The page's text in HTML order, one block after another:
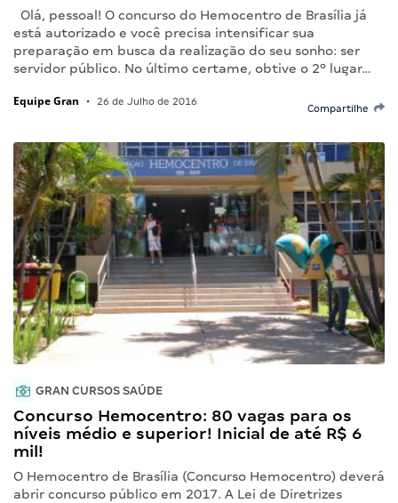
Olá, pessoal! O concurso do Hemocentro de Brasília já
está autorizado e você precisa intensificar sua
preparação em busca da realização do seu sonho: ser
servidor público. No último certame, obtive o 2º lugar…
Equipe Gran • 26 de Julho de 2016
Compartilhe
GRAN CURSOS SAÚDE
Concurso Hemocentro: 80 vagas para os
níveis médio e superior! Inicial de até R$ 6
mil!
O Hemocentro de Brasília (Concurso Hemocentro) deverá
abrir concurso público em 2017. A Lei de Diretrizes